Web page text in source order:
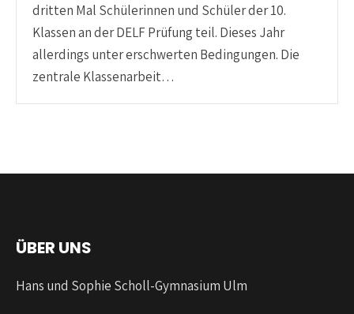
dritten Mal Schülerinnen und Schüler der 10.
Klassen an der DELF Prüfung teil. Dieses Jahr
allerdings unter erschwerten Bedingungen. Die
zentrale Klassenarbeit…
ÜBER UNS
Hans und Sophie Scholl-Gymnasium Ulm